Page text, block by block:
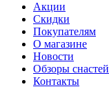
Акции
Скидки
Покупателям
О магазине
Новости
Обзоры снастей
Контакты